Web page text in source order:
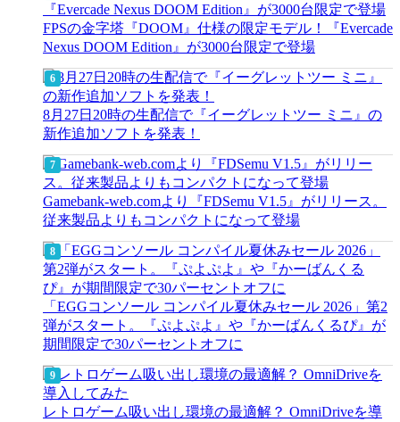
FPSの金字塔『DOOM』仕様の限定モデル！『Evercade
Nexus DOOM Edition』が3000台限定で登場
8月27日20時の生配信で『イーグレットツー ミニ』の
新作追加ソフトを発表！
Gamebank-web.comより『FDSemu V1.5』がリリース。
従来製品よりもコンパクトになって登場
「EGGコンソール コンパイル夏休みセール 2026」第2
弾がスタート。『ぷよぷよ』や『かーばんくるぴ』が
期間限定で30パーセントオフに
レトロゲーム吸い出し環境の最適解？ OmniDriveを導